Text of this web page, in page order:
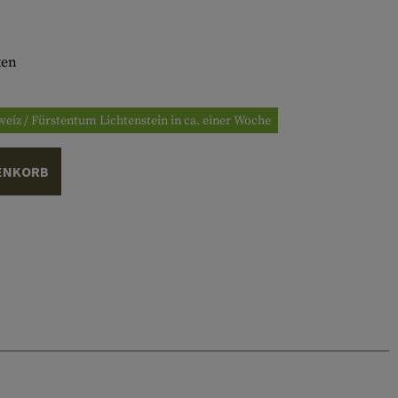
/ Fürstentum Lichtenstein in ca. einer Woche